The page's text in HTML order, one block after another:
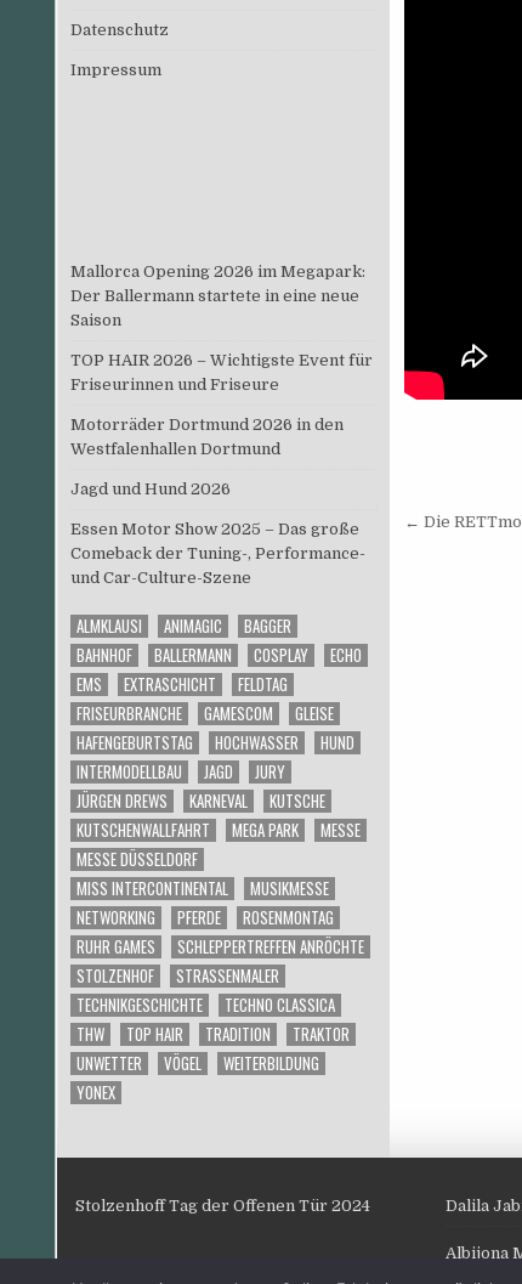
← Die
Datenschutz
Impressum
Mallorca Opening 2026 im Megapark:
Der Ballermann startete in eine neue
Saison
TOP HAIR 2026 – Wichtigste Event für
Friseurinnen und Friseure
Motorräder Dortmund 2026 in den
Westfalenhallen Dortmund
Jagd und Hund 2026
Essen Motor Show 2025 – Das große
Comeback der Tuning-, Performance-
und Car-Culture-Szene
ALMKLAUSI ANIMAGIC
BAGGER
BAHNHOF
BALLERMANN COSPLAY
ECHO
EMS
EXTRASCHICHT
FELDTAG
FRISEURBRANCHE
GAMESCOM
GLEISE
HAFENGEBURTSTAG
HOCHWASSER
HUND
INTERMODELLBAU
JAGD
JURY
JÜRGEN DREWS
KARNEVAL
KUTSCHE
KUTSCHENWALLFAHRT
MEGA PARK
MESSE
MESSE DÜSSELDORF
MISS INTERCONTINENTAL
MUSIKMESSE
NETWORKING
PFERDE
ROSENMONTAG
RUHR GAMES
SCHLEPPERTREFFEN ANRÖCHTE
STOLZENHOF
STRASSENMALER
TECHNIKGESCHICHTE
TECHNO CLASSICA
THW
TOP HAIR TRADITION
TRAKTOR
UNWETTER
VÖGEL
WEITERBILDUNG
YONEX
Stolzenhoff Tag der Offenen Tür 2024 Dalila
Albijona